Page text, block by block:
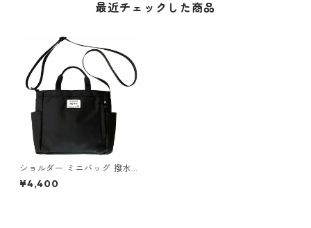
最近チェックした商品
ショルダー ミニバッグ 撥水加
工 ROOTOTE babyroo Nothi
ng Special 1042 ルートート
¥4,400